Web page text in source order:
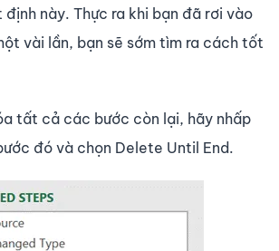
này. Thực ra khi bạn đã rơi vào
vài lần, bạn sẽ sớm tìm ra cách tốt
tất cả các bước còn lại, hãy nhấp
đó và chọn Delete Until End.